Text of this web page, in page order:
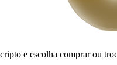
e escolha comprar ou